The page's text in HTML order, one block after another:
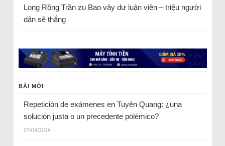
Long Rồng Trầnzu Bao vây dư luận viên – triệu người
dân sẽ thắng
BÀI MỚI
Repetición de exámenes en Tuyên Quang: ¿una
solución justa o un precedente polémico?
07/08/2026